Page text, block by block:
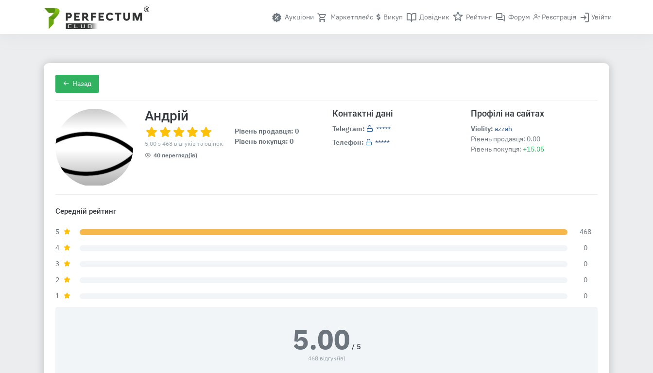
Аукціони Маркетплейс Викуп Довідник Рейтинг Форум Реєстрація Увійти
Назад
Андрій
5.00 з 468 відгуків та оцінок
40 перегляд(ів)
Рівень продавця: 0
Рівень покупця: 0
Контактні дані
Telegram:
*****
Телефон:
*****
Профілі на сайтах
Violity: azzah
Рівень продавця: 0.00
Рівень покупця: +15.05
Середній рейтинг
5
468
4
0
3
0
2
0
1
0
5.00 / 5
468 відгук(ів)